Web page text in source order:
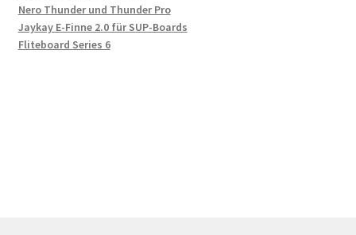
Nero Thunder und Thunder Pro
Jaykay E-Finne 2.0 für SUP-Boards
Fliteboard Series 6